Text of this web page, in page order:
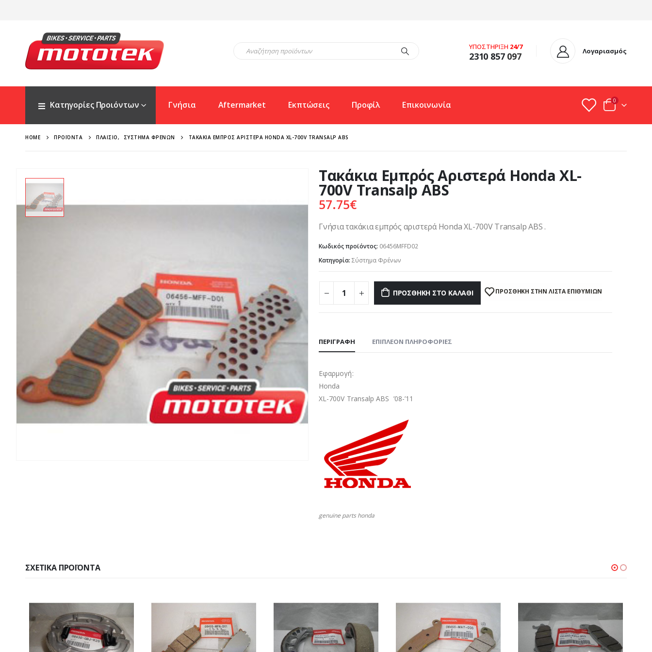
ΥΠΟΣΤΗΡΙΞΗ 24/7
2310 857097 Λογαριασμός
Κατηγορίες Προιόντων Γνήσια Aftermarket Εκπτώσεις Προφίλ Επικοινωνία 0
HOME ΠΡΟΪΌΝΤΑ ΠΛΑΊΣΙΟ, ΣΎΣΤΗΜΑ ΦΡΈΝΩΝ ΤΑΚΆΚΙΑ ΕΜΠΡΌΣ ΑΡΙΣΤΕΡΆ HONDA XL-700V TRANSALP ABS
Τακάκια Εμπρός Αριστερά Honda XL-
700V Transalp ABS
57.75€
Γνήσια τακάκια εμπρός αριστερά Honda XL-700V Transalp ABS .
Κωδικός προϊόντος: 06456MFFD02
Κατηγορία: Σύστημα Φρένων
ΠΡΟΣΘΉΚΗ ΣΤΟ ΚΑΛΆΘΙ ΠΡΌΣΘΉΚΗ ΣΤΗΝ ΛΊΣΤΑ ΕΠΙΘΥΜΙΏΝ
ΠΕΡΙΓΡΑΦΉ ΕΠΙΠΛΈΟΝ ΠΛΗΡΟΦΟΡΊΕΣ
Εφαρμογή:
Honda
XL-700V Transalp ABS ’08-’11
genuine parts honda
ΣΧΕΤΙΚΆ ΠΡΟΪΌΝΤΑ